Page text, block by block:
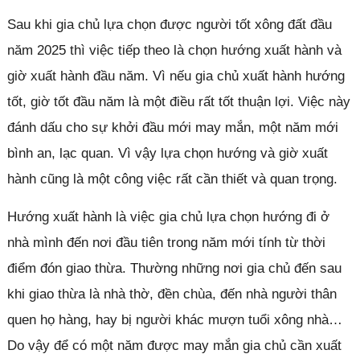
Sau khi gia chủ lựa chọn được người tốt xông đất đầu
năm 2025 thì việc tiếp theo là chọn hướng xuất hành và
giờ xuất hành đầu năm. Vì nếu gia chủ xuất hành hướng
tốt, giờ tốt đầu năm là một điều rất tốt thuận lợi. Việc này
đánh dấu cho sự khởi đầu mới may mắn, một năm mới
bình an, lạc quan. Vì vậy lựa chọn hướng và giờ xuất
hành cũng là một công việc rất cần thiết và quan trọng.
Hướng xuất hành là việc gia chủ lựa chọn hướng đi ở
nhà mình đến nơi đầu tiên trong năm mới tính từ thời
điểm đón giao thừa. Thường những nơi gia chủ đến sau
khi giao thừa là nhà thờ, đền chùa, đến nhà người thân
quen họ hàng, hay bị người khác mượn tuổi xông nhà…
Do vậy để có một năm được may mắn gia chủ cần xuất